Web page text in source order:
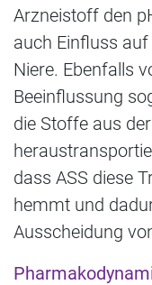
Arzneistoff den
auch Einfluss
Niere. Ebenfalls
Beeinflussung
die Stoffe aus
dass ASS diese
hemmt und
Ausscheidung